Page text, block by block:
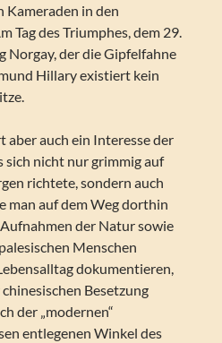
Kameraden in den
Tag des Triumphes, dem 29.
Norgay, der die Gipfelfahne
Hillary existiert kein
aber auch ein Interesse der
sich nicht nur grimmig auf
richtete, sondern auch
man auf dem Weg dorthin
der Natur sowie
Menschen
dokumentieren,
Besetzung
der „modernen“
entlegenen Winkel des